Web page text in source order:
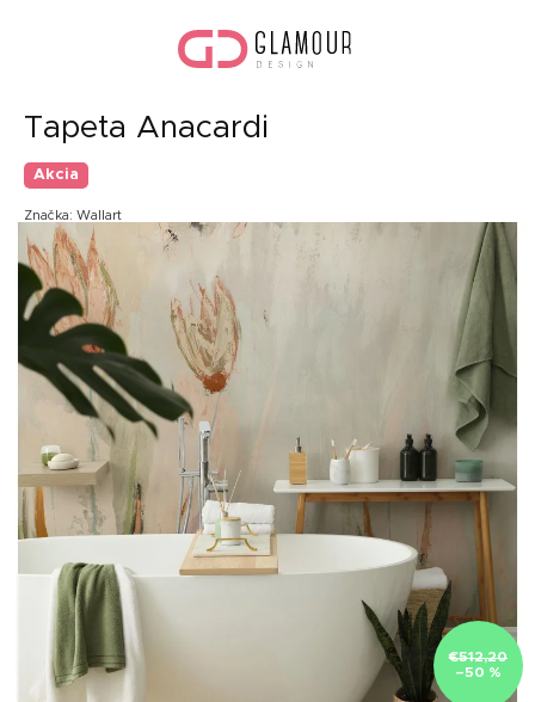
Tapeta Anacardi
Akcia
Značka: Wallart
€512,20
–50 %